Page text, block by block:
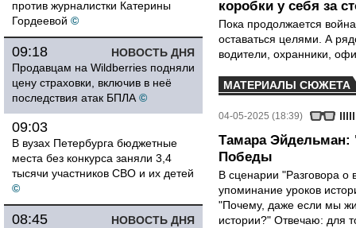
против журналистки Катерины
Гордеевой ©
НОВОСТЬ ДНЯ
09:18
Продавцам на Wildberries подняли
цену страховки, включив в неё
последствия атак БПЛА ©
09:03
В вузах Петербурга бюджетные
места без конкурса заняли 3,4
тысячи участников СВО и их детей
©
НОВОСТЬ ДНЯ
08:45
коробки у себя за
Пока продолжается
оставаться целями. А
водители, охранники,
МАТЕРИАЛЫ СЮЖЕТА
04-05-2025 (18:39)
Тамара Эйдельман:
Победы
В сценарии "Разговора о
упоминание уроков
"Почему, даже если мы
истории?" Отвечаю: для